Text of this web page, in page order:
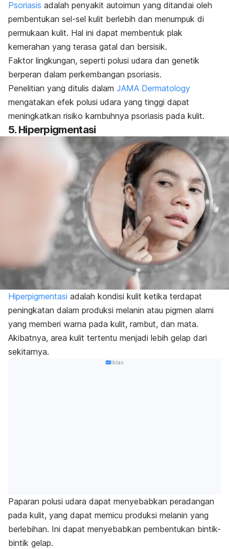
Psoriasis adalah penyakit autoimun yang ditandai oleh
pembentukan sel-sel kulit berlebih dan menumpuk di
permukaan kulit. Hal ini dapat membentuk plak
kemerahan yang terasa gatal dan bersisik.
Faktor lingkungan, seperti polusi udara dan genetik
berperan dalam perkembangan psoriasis.
Penelitian yang ditulis dalam JAMA Dermatology
mengatakan efek polusi udara yang tinggi dapat
meningkatkan risiko kambuhnya psoriasis pada kulit.
5. Hiperpigmentasi
Hiperpigmentasi adalah kondisi kulit ketika terdapat
peningkatan dalam produksi melanin atau pigmen alami
yang memberi warna pada kulit, rambut, dan mata.
Akibatnya, area kulit tertentu menjadi lebih gelap dari
sekitarnya.
Iklan
Paparan polusi udara dapat menyebabkan peradangan
pada kulit, yang dapat memicu produksi melanin yang
berlebihan. Ini dapat menyebabkan pembentukan bintik-
bintik gelap.